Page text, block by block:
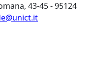
43-45 - 95124